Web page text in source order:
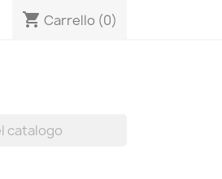
shopping_cart Carrello (0)